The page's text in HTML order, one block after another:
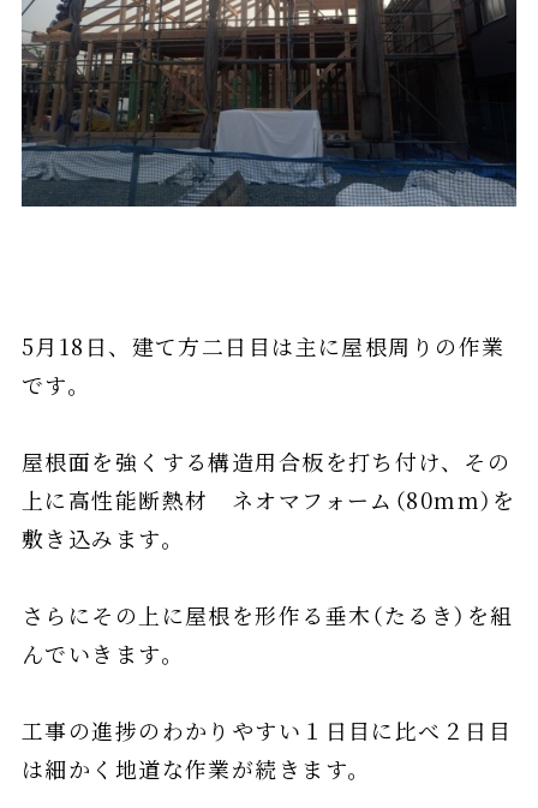
5月18日、建て方二日目は主に屋根周りの作業
です。
屋根面を強くする構造用合板を打ち付け、その
上に高性能断熱材 ネオマフォーム（80mm）を
敷き込みます。
さらにその上に屋根を形作る垂木（たるき）を組
んでいきます。
工事の進捗のわかりやすい１日目に比べ２日目
は細かく地道な作業が続きます。